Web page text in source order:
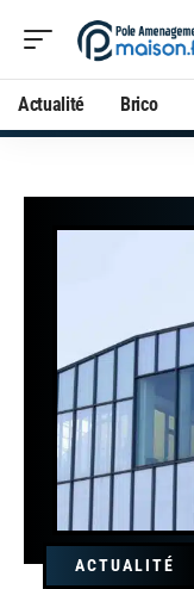
Actualité Brico
ACTUALITÉ